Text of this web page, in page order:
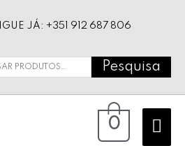
JÁ: +351 912 687 806
Pesquisa
0